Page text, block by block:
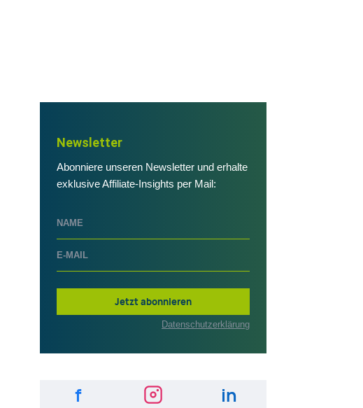
Newsletter
Abonniere unseren Newsletter und erhalte
exklusive Affiliate-Insights per Mail:
Jetzt abonnieren
Datenschutzerklärung
f in